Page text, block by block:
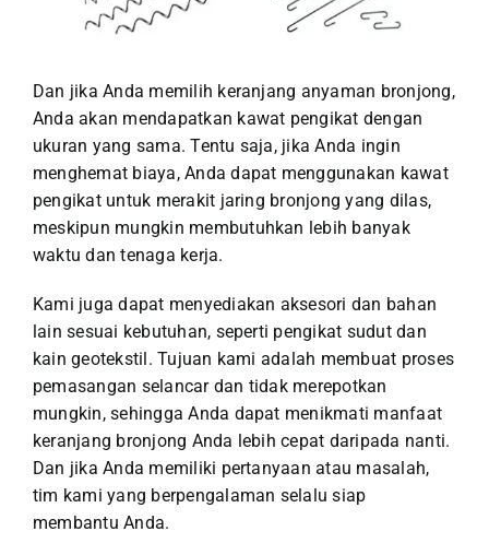
Dan jika Anda memilih keranjang anyaman bronjong,
Anda akan mendapatkan kawat pengikat dengan
ukuran yang sama. Tentu saja, jika Anda ingin
menghemat biaya, Anda dapat menggunakan kawat
pengikat untuk merakit jaring bronjong yang dilas,
meskipun mungkin membutuhkan lebih banyak
waktu dan tenaga kerja.
Kami juga dapat menyediakan aksesori dan bahan
lain sesuai kebutuhan, seperti pengikat sudut dan
kain geotekstil. Tujuan kami adalah membuat proses
pemasangan selancar dan tidak merepotkan
mungkin, sehingga Anda dapat menikmati manfaat
keranjang bronjong Anda lebih cepat daripada nanti.
Dan jika Anda memiliki pertanyaan atau masalah,
tim kami yang berpengalaman selalu siap
membantu Anda.